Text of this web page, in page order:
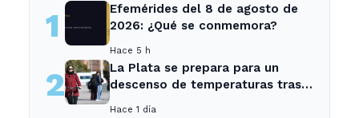
1
Efemérides del 8 de agosto de
2026: ¿Qué se conmemora?
Hace 5 h
2
La Plata se prepara para un
descenso de temperaturas tras
Hace 1 día